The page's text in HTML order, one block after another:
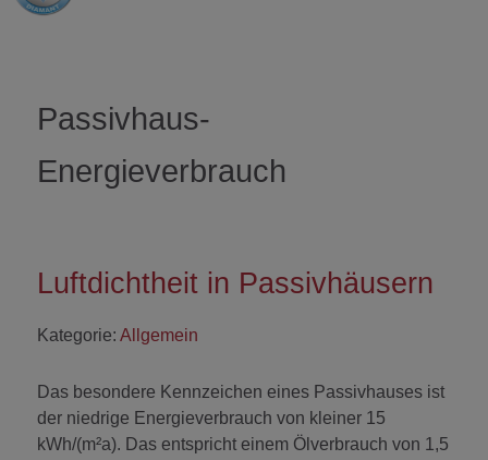
Passivhaus-
Energieverbrauch
Luftdichtheit in Passivhäusern
Kategorie: Allgemein
Das besondere Kennzeichen eines Passivhauses ist
der niedrige Energieverbrauch von kleiner 15
kWh/(m²a). Das entspricht einem Ölverbrauch von 1,5